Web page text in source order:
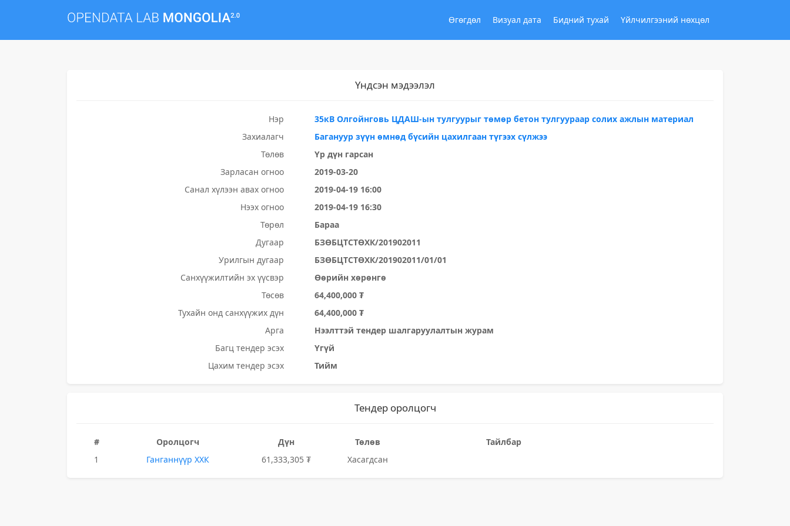
Өгөгдөл Визуал дата Бидний тухай Үйлчилгээний нөхцөл
Үндсэн мэдээлэл
Нэр
35кВ Олгойнговь ЦДАШ-ын тулгуурыг төмөр бетон тулгуураар солих ажлын материал
Захиалагч
Багануур зүүн өмнөд бүсийн цахилгаан түгээх сүлжээ
Төлөв
Үр дүн гарсан
Зарласан огноо
2019-03-20
Санал хүлээн авах огноо
2019-04-19 16:00
Нээх огноо
2019-04-19 16:30
Төрөл
Бараа
Дугаар
БЗӨБЦТСТӨХК/201902011
Урилгын дугаар
БЗӨБЦТСТӨХК/201902011/01/01
Санхүүжилтийн эх үүсвэр
Өөрийн хөрөнгө
Төсөв
64,400,000 ₮
Тухайн онд санхүүжих дүн
64,400,000 ₮
Арга
Нээлттэй тендер шалгаруулалтын журам
Багц тендер эсэх
Үгүй
Цахим тендер эсэх
Тийм
Тендер оролцогч
# Оролцогч Дүн Төлөв
Тайлбар
1
Ганганнүүр ХХК 61,333,305 ₮ Хасагдсан